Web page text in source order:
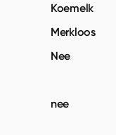
Koemelk
Merkloos
Nee
nee